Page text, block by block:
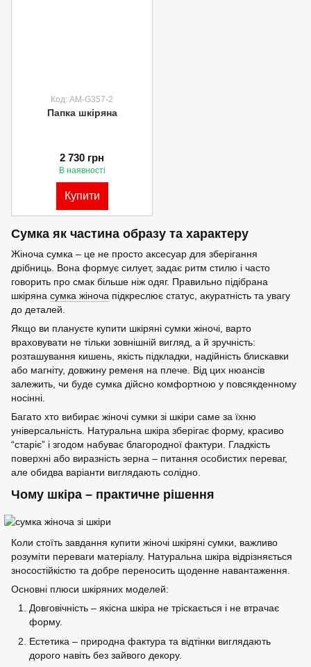
Код: AM-G357-2
Папка шкіряна
2 730 грн
В наявності
Купити
Сумка як частина образу та характеру
Жіноча сумка – це не просто аксесуар для зберігання
дрібниць. Вона формує силует, задає ритм стилю і часто
говорить про смак більше ніж одяг. Правильно підібрана
шкіряна сумка жіноча підкреслює статус, акуратність та увагу
до деталей.
Якщо ви плануєте купити шкіряні сумки жіночі, варто
враховувати не тільки зовнішній вигляд, а й зручність:
розташування кишень, якість підкладки, надійність блискавки
або магніту, довжину ременя на плече. Від цих нюансів
залежить, чи буде сумка дійсно комфортною у повсякденному
носінні.
Багато хто вибирає жіночі сумки зі шкіри саме за їхню
універсальність. Натуральна шкіра зберігає форму, красиво
“старіє” і згодом набуває благородної фактури. Гладкість
поверхні або виразність зерна – питання особистих переваг,
але обидва варіанти виглядають солідно.
Чому шкіра – практичне рішення
Коли стоїть завдання купити жіночі шкіряні сумки, важливо
розуміти переваги матеріалу. Натуральна шкіра відрізняється
зносостійкістю та добре переносить щоденне навантаження.
Основні плюси шкіряних моделей:
Довговічність – якісна шкіра не тріскається і не втрачає
форму.
Естетика – природна фактура та відтінки виглядають
дорого навіть без зайвого декору.